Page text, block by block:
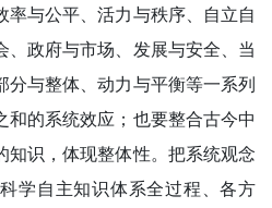
与公平、活力与秩序、自立自
政府与市场、发展与安全、当
分与整体、动力与平衡等一系列
和的系统效应；也要整合古今中
知识，体现整体性。把系统观念
学自主知识体系全过程、各方